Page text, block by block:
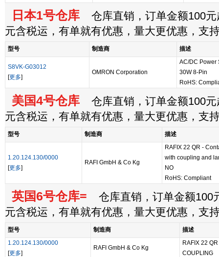
日本1号仓库 仓库直销，订单金额100元
元含税运，有单就有优惠，量大更优惠，支
型号 制造商 描述
S8VK-G03012
[更多]
OMRON Corporation
AC/DC Power
30W 8-Pin
RoHS:
美国4号仓库 仓库直销，订单金额100元
元含税运，有单就有优惠，量大更优惠，支
型号 制造商 描述
1.20.124.130/0000
[更多]
RAFI GmbH & Co Kg
RAFIX 22 QR -
with coupling and
NO
RoHS: Compliant
英国6号仓库= 仓库直销，订单金额100
元含税运，有单就有优惠，量大更优惠，支
型号 制造商
描述
1.20.124.130/0000
[更多]
RAFI GmbH & Co Kg
RAFIX 22
COUPLING